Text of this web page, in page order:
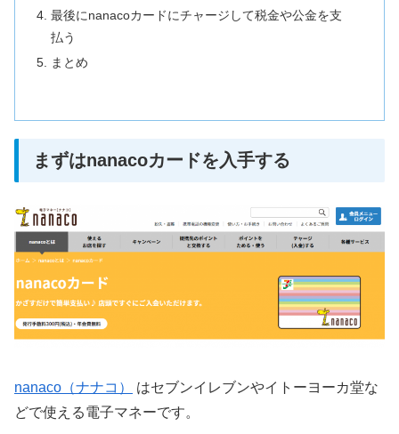
最後にnanacoカードにチャージして税金や公金を支
払う
まとめ
まずはnanacoカードを入手する
nanaco（ナナコ）
はセブンイレブンやイトーヨーカ堂な
どで使える電子マネーです。